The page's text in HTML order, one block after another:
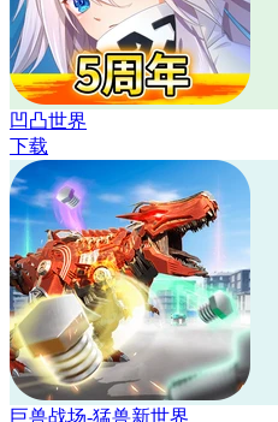
凹凸世界
下载
巨兽战场-猛兽新世界